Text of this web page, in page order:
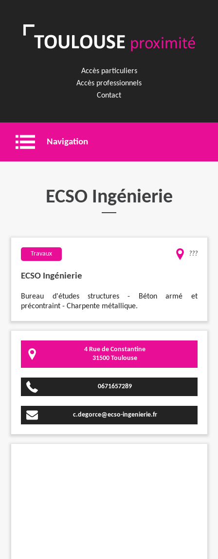
Accès particuliers
Accès professionnels
Contact
Navigation
Travaux
Santé
Plus
ECSO Ingénierie
Travaux ???
ECSO Ingénierie
Bureau d'études structures - Béton armé et
précontraint - Charpente métallique.
4 Rue de Constantine
31500 Toulouse
0671657289
c.degorce@ecso-ingenierie.fr